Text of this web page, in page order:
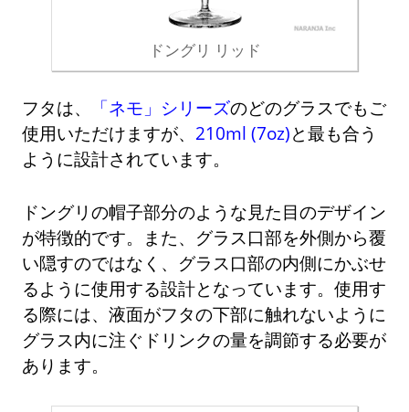
ドングリ リッド
フタは、 「ネモ」シリーズのどのグラスでもご
使用いただけますが、 210ml (7oz)と最も合う
ように設計されています。
ドングリの帽子部分のような見た目のデザイン
が特徴的です。また、グラス口部を外側から覆
い隠すのではなく、グラス口部の内側にかぶせ
るように使用する設計となっています。使用す
る際には、液面がフタの下部に触れないように
グラス内に注ぐドリンクの量を調節する必要が
あります。